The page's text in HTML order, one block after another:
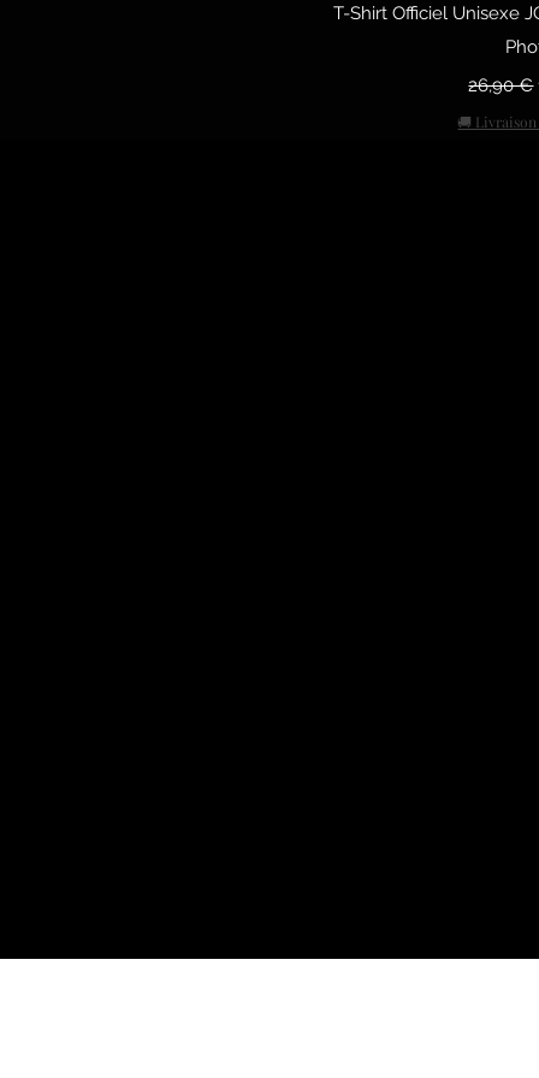
Vista
T-Shirt Officiel Unisexe
Precio
26,90 €
🚚